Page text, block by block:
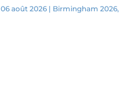
06 août 2026 | Birmingham 2026,